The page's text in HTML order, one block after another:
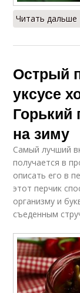
Читать
Острый
уксусе
на зиму
Самый лучший
получается в
описать его в
этот перчик
организму и
съеденным